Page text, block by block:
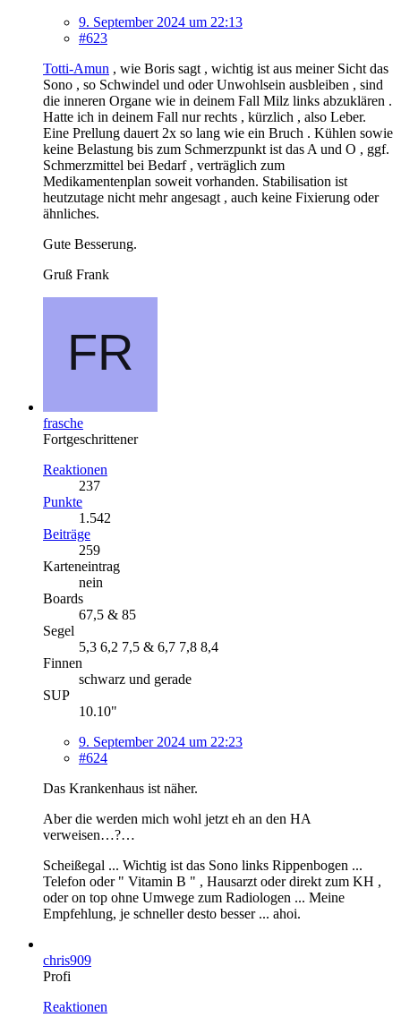
9. September 2024 um 22:13
#623
Totti-Amun , wie Boris sagt , wichtig ist aus meiner Sicht das
Sono , so Schwindel und oder Unwohlsein ausbleiben , sind
die inneren Organe wie in deinem Fall Milz links abzuklären .
Hatte ich in deinem Fall nur rechts , kürzlich , also Leber.
Eine Prellung dauert 2x so lang wie ein Bruch . Kühlen sowie
keine Belastung bis zum Schmerzpunkt ist das A und O , ggf.
Schmerzmittel bei Bedarf , verträglich zum
Medikamentenplan soweit vorhanden. Stabilisation ist
heutzutage nicht mehr angesagt , auch keine Fixierung oder
ähnliches.
Gute Besserung.
Gruß Frank
frasche
Fortgeschrittener
Reaktionen
237
Punkte
1.542
Beiträge
259
Karteneintrag
nein
Boards
67,5 & 85
Segel
5,3 6,2 7,5 & 6,7 7,8 8,4
Finnen
schwarz und gerade
SUP
10.10"
9. September 2024 um 22:23
#624
Das Krankenhaus ist näher.
Aber die werden mich wohl jetzt eh an den HA
verweisen…?…
Scheißegal ... Wichtig ist das Sono links Rippenbogen ...
Telefon oder " Vitamin B " , Hausarzt oder direkt zum KH ,
oder on top ohne Umwege zum Radiologen ... Meine
Empfehlung, je schneller desto besser ... ahoi.
chris909
Profi
Reaktionen